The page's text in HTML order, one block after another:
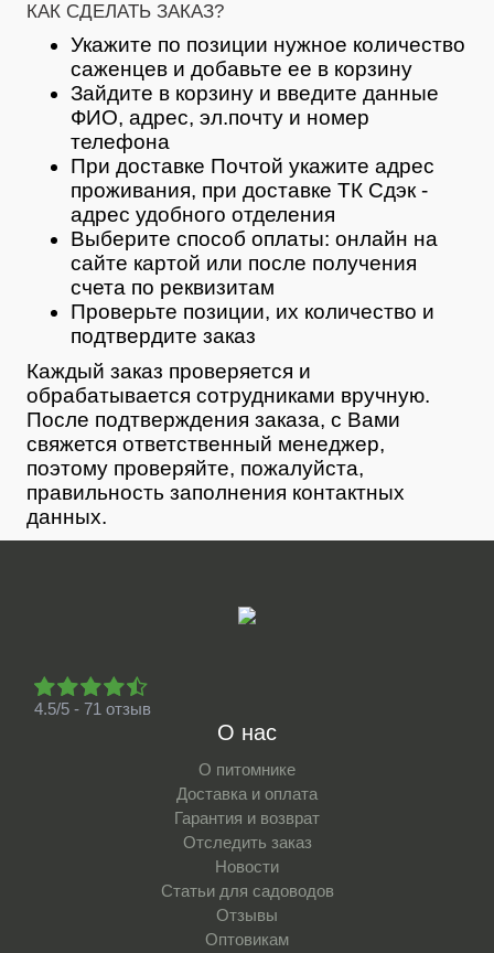
КАК СДЕЛАТЬ ЗАКАЗ?
Укажите по позиции нужное количество
саженцев и добавьте ее в корзину
Зайдите в корзину и введите данные
ФИО, адрес, эл.почту и номер
телефона
При доставке Почтой укажите адрес
проживания, при доставке ТК Сдэк -
адрес удобного отделения
Выберите способ оплаты: онлайн на
сайте картой или после получения
счета по реквизитам
Проверьте позиции, их количество и
подтвердите заказ
Каждый заказ проверяется и
обрабатывается сотрудниками вручную.
После подтверждения заказа, с Вами
свяжется ответственный менеджер,
поэтому проверяйте, пожалуйста,
правильность заполнения контактных
данных.
4.5/5 - 71 отзыв
О нас
О питомнике
Доставка и оплата
Гарантия и возврат
Отследить заказ
Новости
Статьи для садоводов
Отзывы
Оптовикам